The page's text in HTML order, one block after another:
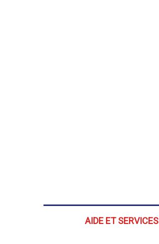
AIDE ET SERVICES